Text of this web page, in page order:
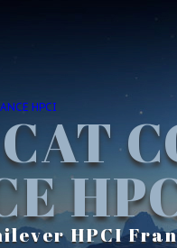
HPCI